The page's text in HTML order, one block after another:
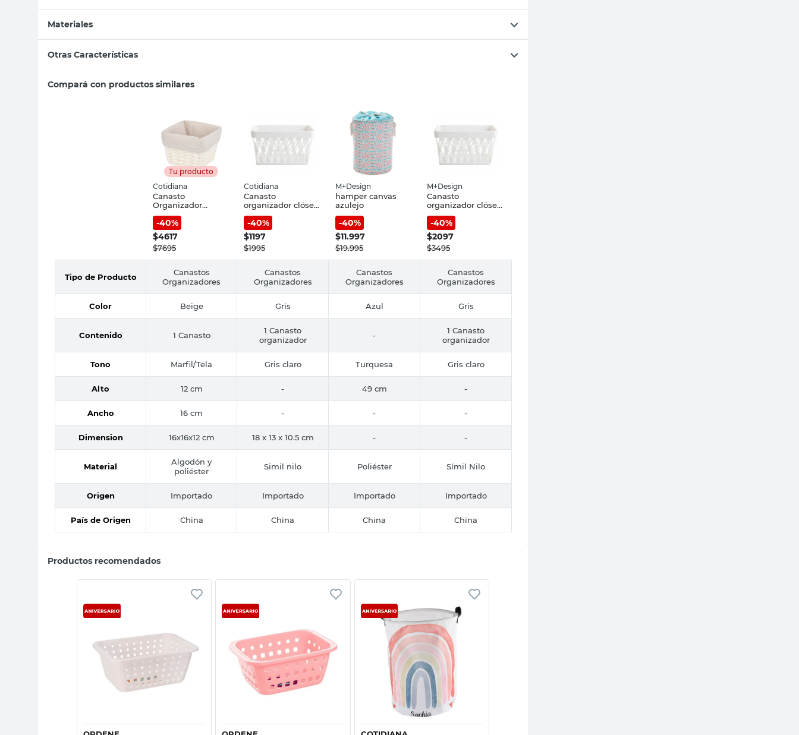
Materiales
Otras Características
Compará con productos similares
Tu producto
Cotidiana
Canasto
Organizador
16x16x12 Cm
Algodón/Poliéster
Marfil Cotidiana
-40%
$4617
$7695
Cotidiana
Canasto
organizador clóset
1.5 lt
-40%
$1197
$1995
M+Design
hamper canvas
azulejo
-40%
$11.997
$19.995
M+Design
Canasto
organizador clóset
3 lt
-40%
$2097
$3495
Tipo de Producto
Canastos
Organizadores
Canastos
Organizadores
Canastos
Organizadores
Canastos
Organizadores
Color Beige Gris Azul Gris
Contenido 1 Canasto
1 Canasto
organizador
-
1 Canasto
organizador
Tono Marfil/Tela Gris claro Turquesa Gris claro
Alto 12 cm - 49 cm -
Ancho 16 cm - - -
Dimension 16x16x12 cm 18 x 13 x 10.5 cm - -
Material
Algodón y
poliéster
Simil nilo Poliéster Símil Nilo
Origen Importado Importado Importado Importado
País de Origen China China China China
Productos recomendados
Vista rápida Vista rápida Vista rápida